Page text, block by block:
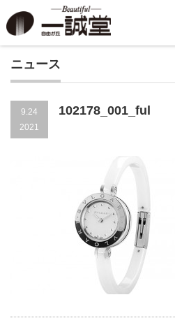
ニュース
9.24
2021
102178_001_ful